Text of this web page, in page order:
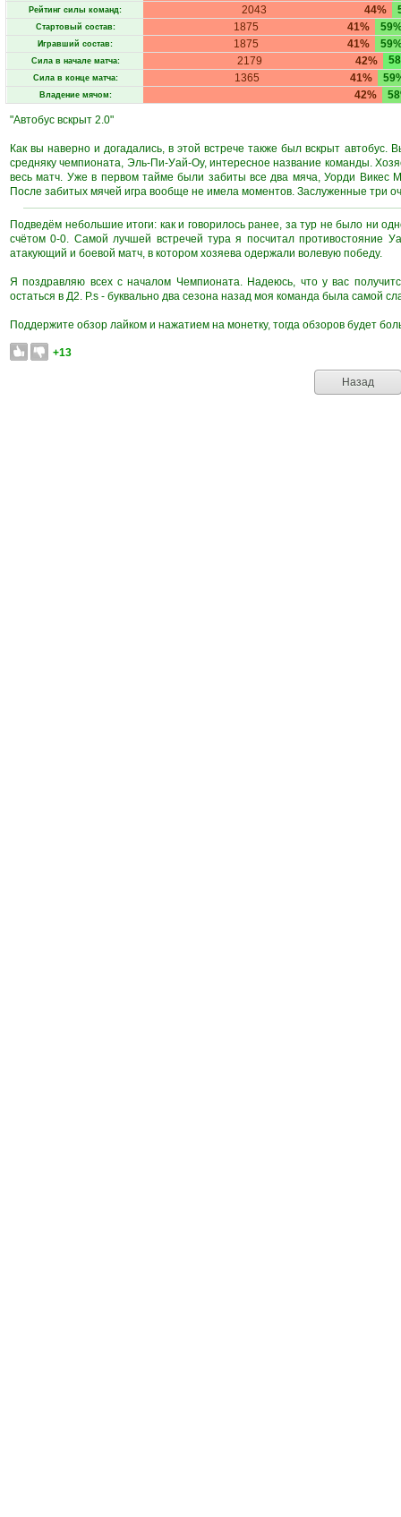
Рейтинг силы команд: 44%
2043
Стартовый состав: 41%
1875
Игравший состав: 41%
1875
Сила в начале матча: 42%
2179
Сила в конце матча: 41%
1365
Владение мячом: 42%
"Автобус вскрыт 2.0"
Как вы наверно и догадались, в этой встрече также был вскрыт
средняку чемпионата, Эль-Пи-Уай-Оу, интересное название команды.
весь матч. Уже в первом тайме были забиты все два мяча, Уорди Викес
После забитых мячей игра вообще не имела моментов. Заслуженные три
Подведём небольшие итоги: как и говорилось ранее, за тур не было ни
счётом 0-0. Самой лучшей встречей тура я посчитал противостояние
атакующий и боевой матч, в котором хозяева одержали волевую победу.
Я поздравляю всех с началом Чемпионата. Надеюсь, что у вас
остаться в Д2. P.s - буквально два сезона назад моя команда была самой
Поддержите обзор лайком и нажатием на монетку, тогда обзоров будет
+13
Назад